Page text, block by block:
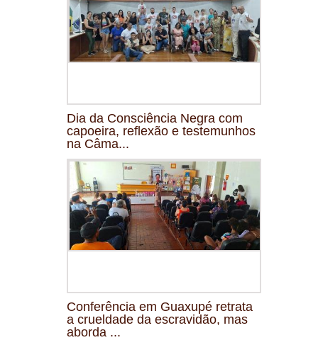
Dia da Consciência Negra com
capoeira, reflexão e testemunhos
na Câma...
Conferência em Guaxupé retrata
a crueldade da escravidão, mas
aborda ...